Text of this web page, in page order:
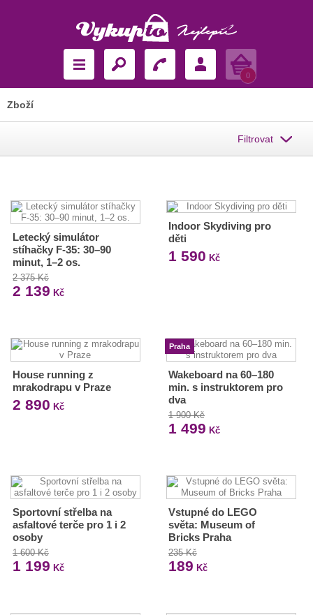
Košík
0
Zboží
Filtrovat
Letecký simulátor
stíhačky F-35: 30–90
minut, 1–2 os.
2 375 Kč
2 139 Kč
Indoor Skydiving pro
děti
1 590 Kč
House running z
mrakodrapu v Praze
2 890 Kč
Praha
Wakeboard na 60–180
min. s instruktorem pro
dva
1 900 Kč
1 499 Kč
Sportovní střelba na
asfaltové terče pro 1 i 2
osoby
1 600 Kč
1 199 Kč
Vstupné do LEGO
světa: Museum of
Bricks Praha
235 Kč
189 Kč